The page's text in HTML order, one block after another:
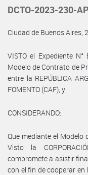
DCTO-2023-230-
Ciudad de Buenos Aires,
VISTO el Expediente N°
Modelo de Contrato de
entre la REPÚBLICA
FOMENTO (CAF), y
CONSIDERANDO:
Que mediante el Modelo
Visto la
compromete a asistir
con el fin de cooperar en